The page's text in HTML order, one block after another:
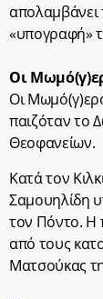
απολαμβάνει
«υπογραφή»
Οι
Οι
παιζόταν το
Θεοφανείων.
Κατά τον
Σαμουηλίδη
τον Πόντο. Η
από τους
Ματσούκας